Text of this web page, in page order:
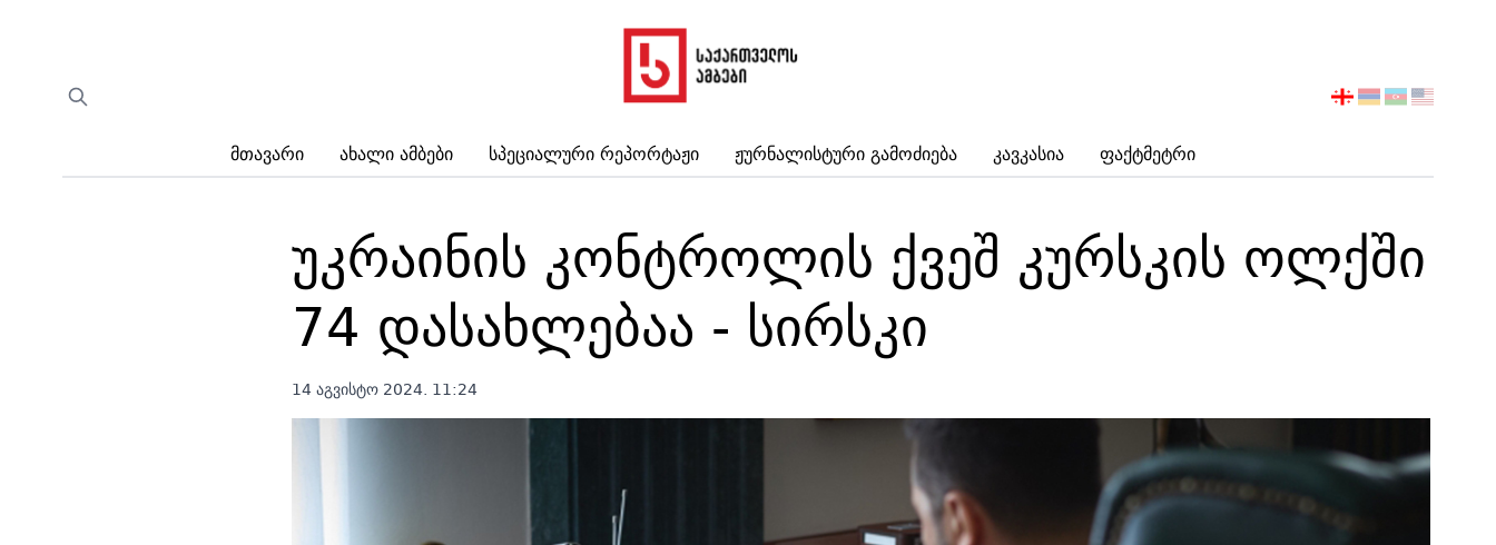
Მთავარი Ახალი Ამბები Სპეციალური Რეპორტაჟი Ჟურნალისტური Გამოძიება Კავკასია Ფაქტმეტრი
აირჩიეთ
უკრაინის კონტროლის ქვეშ კურსკის ოლქში
74 დასახლებაა - სირსკი
14 აგვისტო 2024. 11:24